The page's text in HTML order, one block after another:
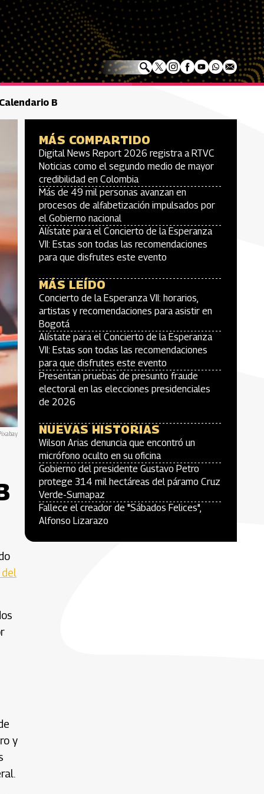
B
y
MÁS COMPARTIDO
Digital News Report 2026 registra a RTVC
Noticias como el segundo medio de mayor
credibilidad en Colombia
Más de 49 mil personas avanzan en
procesos de alfabetización impulsados por
el Gobierno nacional
Alístate para el Concierto de la Esperanza
VII: Estas son todas las recomendaciones
para que disfrutes este evento
MÁS LEÍDO
Concierto de la Esperanza VII: horarios,
artistas y recomendaciones para asistir en
Bogotá
Alístate para el Concierto de la Esperanza
VII: Estas son todas las recomendaciones
para que disfrutes este evento
Presentan pruebas de presunto fraude
electoral en las elecciones presidenciales
de 2026
NUEVAS HISTORIAS
Wilson Arias denuncia que encontró un
micrófono oculto en su oficina
Gobierno del presidente Gustavo Petro
protege 314 mil hectáreas del páramo Cruz
Verde-Sumapaz
Fallece el creador de "Sábados Felices",
Alfonso Lizarazo